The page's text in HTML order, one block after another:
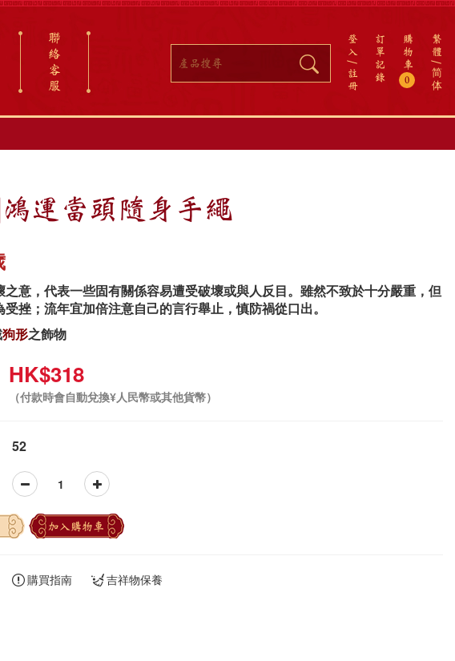
繁
體
简
体
購
物
車
0
訂
單
記
錄
登
入
註
冊
聯
絡
客
服
運當頭隨身手繩
之意，代表一些固有關係容易遭受破壞或與人反目。雖然不致於十分嚴重，但
挫；流年宜加倍注意自己的言行舉止，慎防禍從口出。
狗形之飾物
HK$318
（付款時會自動兌換¥人民幣或其他貨幣）
52
加入購物車
購買指南 吉祥物保養